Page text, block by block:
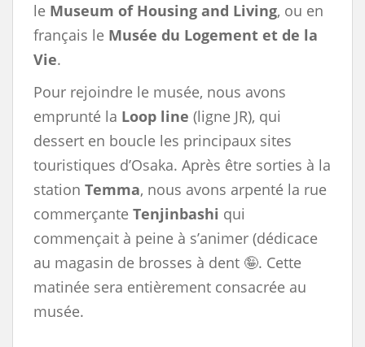
le Museum of Housing and Living, ou en
français le Musée du Logement et de la
Vie.
Pour rejoindre le musée, nous avons
emprunté la Loop line (ligne JR), qui
dessert en boucle les principaux sites
touristiques d’Osaka. Après être sorties à la
station Temma, nous avons arpenté la rue
commerçante Tenjinbashi qui
commençait à peine à s’animer (dédicace
au magasin de brosses à dent 🤪. Cette
matinée sera entièrement consacrée au
musée.